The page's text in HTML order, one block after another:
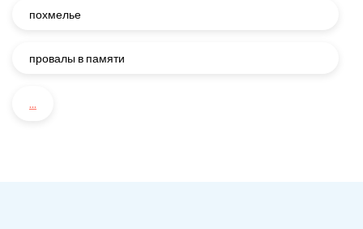
похмелье
провалы в памяти
...